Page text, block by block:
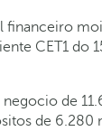
financeiro
CET1 do
de
de